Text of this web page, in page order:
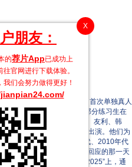
X
朋友：
的荐片App已成功上
官网进行下载体验。
们会努力做得更好！
男练习生组“SMTR25”的首次单独真人
School》，包括SMTR25部分练习生在
、贾斯汀、贤俊、友利、韩
、河民、查理、在元）出演。他们为
上世纪90年代、2000年代、2010年代
感性和文化，为未来梦想回应的那一天
的演唱会“SMTOWN LIVE2025”上，通